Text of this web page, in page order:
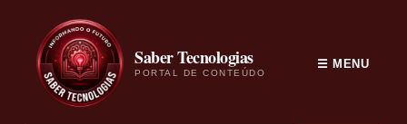
Saber Tecnologias
PORTAL DE CONTEÚDO
☰ MENU